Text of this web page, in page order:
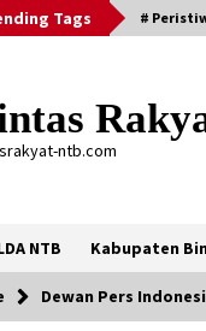
Tags #
ntb.com
NTB Kabupaten
Now
Dewan Pers